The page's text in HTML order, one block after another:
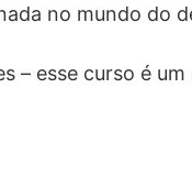
no mundo do
– esse curso é